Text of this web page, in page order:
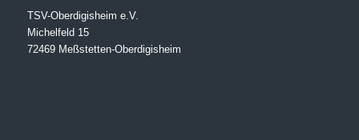
TSV-Oberdigisheim e.V.
Michelfeld 15
72469 Meßstetten-Oberdigisheim